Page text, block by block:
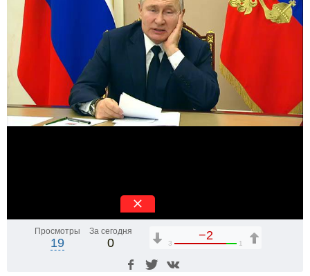
Просмотры
19
За сегодня
0
−2
3 1